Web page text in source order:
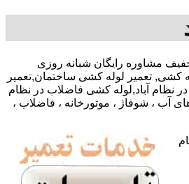
افراسیابی با تخفیف مشاوره رایگان شبانه روزی
کشی, تعمیر لوله کشی ساختمان,تعمیر
نظام آباد,لوله کشی فاضلاب در نظام
آب ، شوفاژ ، موتورخانه ، فاضلاب ،